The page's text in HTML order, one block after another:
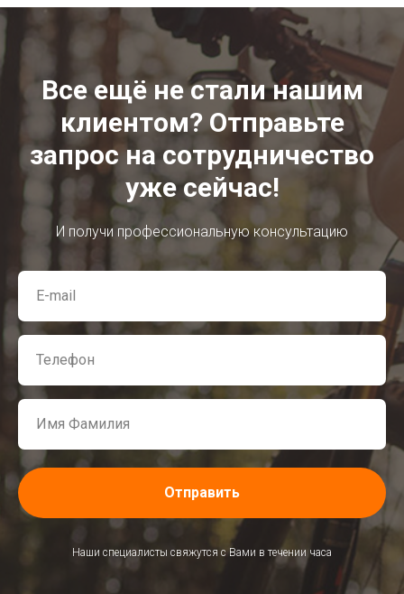
Все ещё не стали нашим
клиентом? Отправьте
запрос на сотрудничество
уже сейчас!
И получи профессиональную консультацию
Отправить
Наши специалисты свяжутся с Вами в течении часа